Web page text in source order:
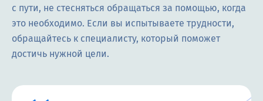
с пути, не стесняться обращаться за помощью, когда
это необходимо. Если вы испытываете трудности,
обращайтесь к специалисту, который поможет
достичь нужной цели.